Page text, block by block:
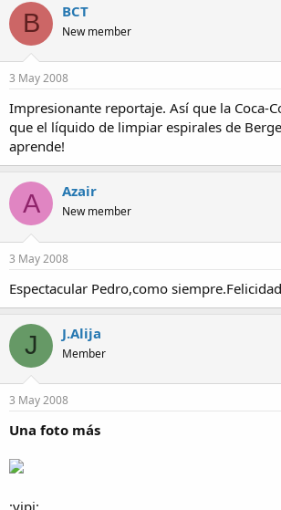
B BCT
New member
3 May 2008
Impresionante reportaje. Así que la Coca-
que el líquido de limpiar espirales de
aprende!
A Azair
New member
3 May 2008
Espectacular Pedro,como
J J.Alija
Member
3 May 2008
Una foto más